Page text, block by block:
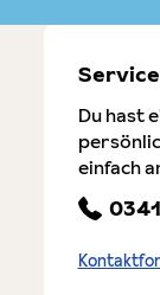
Du hast
einfach